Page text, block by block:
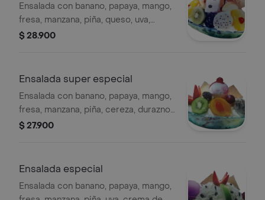
Ensalada con banano, papaya, mango,
fresa, manzana, piña, queso, uva,
cereza, durazno, kiwi, pitahaya, helado.
$ 28.900
Ensalada super especial
Ensalada con banano, papaya, mango,
fresa, manzana, piña, cereza, durazno,
kiwi, pitahaya, uva, galleta y helado.
$ 27.900
Ensalada especial
Ensalada con banano, papaya, mango,